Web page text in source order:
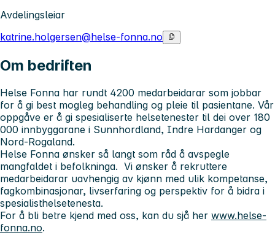
Avdelingsleiar
katrine.holgersen@helse-fonna.no
Om bedriften
Helse Fonna har rundt 4200 medarbeidarar som jobbar
for å gi best mogleg behandling og pleie til pasientane. Vår
oppgåve er å gi spesialiserte helsetenester til dei over 180
000 innbyggarane i Sunnhordland, Indre Hardanger og
Nord-Rogaland.
Helse Fonna ønsker så langt som råd å avspegle
mangfaldet i befolkninga. Vi ønsker å rekruttere
medarbeidarar uavhengig av kjønn med ulik kompetanse,
fagkombinasjonar, livserfaring og perspektiv for å bidra i
spesialisthelsetenesta.
For å bli betre kjend med oss, kan du sjå her www.helse-
fonna.no.